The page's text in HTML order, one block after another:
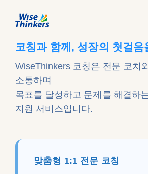
코칭과 함께, 성장의 첫걸음
WiseThinkers 코칭은 전문 코치
소통하며
목표를 달성하고 문제를 해결하
지원 서비스입니다.
맞춤형 1:1 전문 코칭